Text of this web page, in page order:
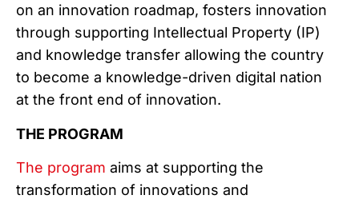
on an innovation roadmap, fosters innovation
through supporting Intellectual Property (IP)
and knowledge transfer allowing the country
to become a knowledge-driven digital nation
at the front end of innovation.
THE PROGRAM
The program aims at supporting the
transformation of innovations and